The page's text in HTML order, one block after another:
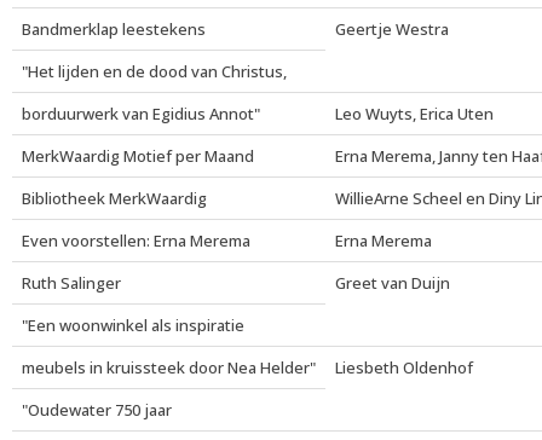
Bandmerklap leestekens
Geertje Westra
"Het lijden en de dood van Christus,
borduurwerk van Egidius Annot"
Leo Wuyts, Erica Uten
MerkWaardig Motief per Maand
Erna Merema, Janny ten
Bibliotheek MerkWaardig
WillieArne Scheel en Diny
Even voorstellen: Erna Merema
Erna Merema
Ruth Salinger
Greet van Duijn
"Een woonwinkel als inspiratie
meubels in kruissteek door Nea Helder"
Liesbeth Oldenhof
"Oudewater 750 jaar